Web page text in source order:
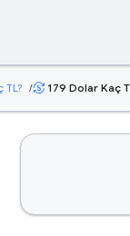
TL? /currency_exchange 179 Dolar Kaç